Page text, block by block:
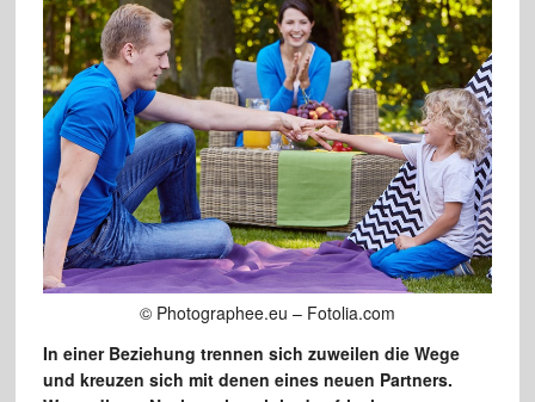
© Photographee.eu – Fotolia.com
In einer Beziehung trennen sich zuweilen die Wege
und kreuzen sich mit denen eines neuen Partners.